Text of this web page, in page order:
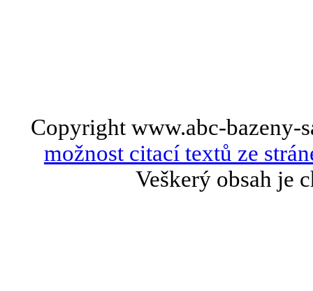
Copyright www.abc-bazeny-
možnost citací textů ze
Veškerý obsah je